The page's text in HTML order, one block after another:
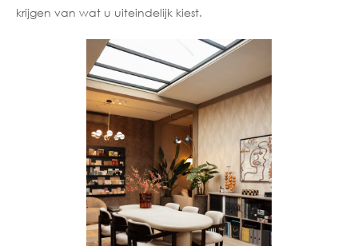
krijgen van wat u uiteindelijk kiest.